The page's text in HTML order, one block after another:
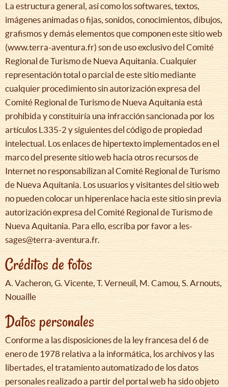
La estructura general, así como los softwares, textos,
imágenes animadas o fijas, sonidos, conocimientos, dibujos,
grafismos y demás elementos que componen este sitio web
(www.terra-aventura.fr) son de uso exclusivo del Comité
Regional de Turismo de Nueva Aquitania. Cualquier
representación total o parcial de este sitio mediante
cualquier procedimiento sin autorización expresa del
Comité Regional de Turismo de Nueva Aquitania está
prohibida y constituiría una infracción sancionada por los
artículos L335-2 y siguientes del código de propiedad
intelectual. Los enlaces de hipertexto implementados en el
marco del presente sitio web hacia otros recursos de
Internet no responsabilizan al Comité Regional de Turismo
de Nueva Aquitania. Los usuarios y visitantes del sitio web
no pueden colocar un hiperenlace hacia este sitio sin previa
autorización expresa del Comité Regional de Turismo de
Nueva Aquitania. Para ello, escriba por favor a les-
sages@terra-aventura.fr.
Créditos de fotos
A. Vacheron, G. Vicente, T. Verneuil, M. Camou, S. Arnouts,
Nouaille
Datos personales
Conforme a las disposiciones de la ley francesa del 6 de
enero de 1978 relativa a la informática, los archivos y las
libertades, el tratamiento automatizado de los datos
personales realizado a partir del portal web ha sido objeto